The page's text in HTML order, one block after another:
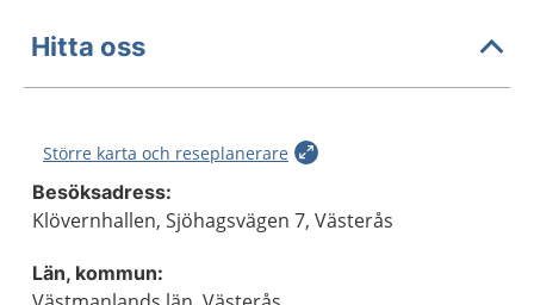
Hitta oss
Större karta och reseplanerare
Besöksadress:
Klövernhallen, Sjöhagsvägen 7, Västerås
Län, kommun: